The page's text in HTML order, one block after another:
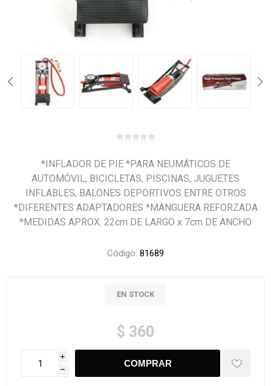
*INFLADOR DE PIE *PARA NEUMÁTICOS DE
AUTOMÓVIL, BICICLETAS, PISCINAS, JUGUETES
INFLABLES, BALONES DEPORTIVOS ENTRE OTROS
*DIFERENTES ADAPTADORES *MANGUERA REFORZADA
*MEDIDAS APROX. 22cm DE LARGO x 7cm DE ANCHO
Código: 81689
EN STOCK
$ 360
i
h